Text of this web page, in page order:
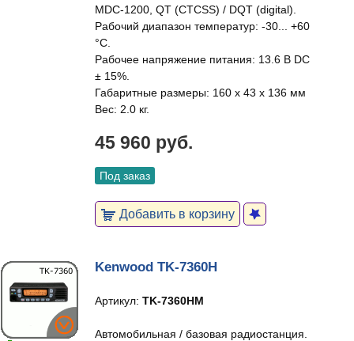
MDC-1200, QT (CTCSS) / DQT (digital).
Рабочий диапазон температур: -30... +60
°C.
Рабочее напряжение питания: 13.6 В DC
± 15%.
Габаритные размеры: 160 x 43 x 136 мм
Вес: 2.0 кг.
45 960 руб.
Под заказ
Добавить в корзину
Kenwood TK-7360H
Артикул: TK-7360HM
Автомобильная / базовая радиостанция.